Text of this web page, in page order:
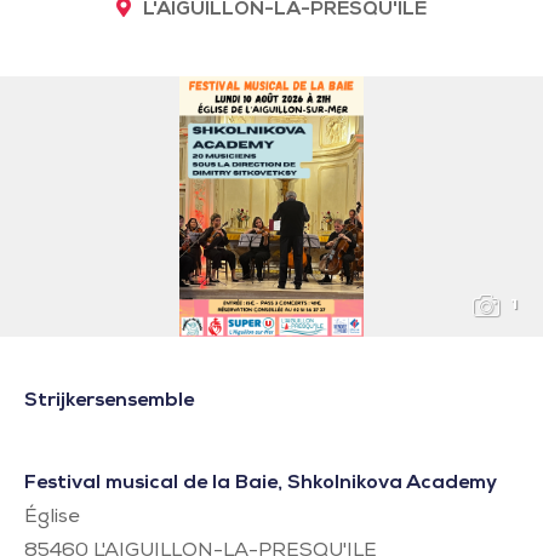
L'AIGUILLON-LA-PRESQU'ILE
1
Strijkersensemble
Festival musical de la Baie, Shkolnikova Academy
Église